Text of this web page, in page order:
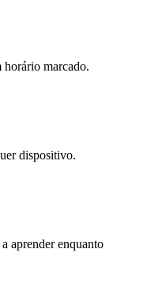
horário marcado.
dispositivo.
aprender enquanto